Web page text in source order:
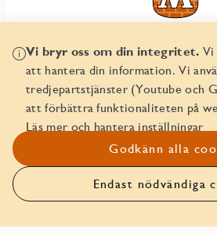
Vi bryr oss om din integritet. Vi
att hantera din information. Vi
tredjepartstjänster (Youtube och
att förbättra funktionaliteten på
Läs mer och hantera inställningar
Godkänn alla
Endast nödvändiga
© JM AB 2026
Organisationsnummer